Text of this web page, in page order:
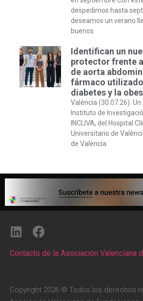
despedimos hasta
deseamos un verano
buenos
Identifican un
protector frente
de aorta
fármaco
diabetes y la
València (30.07.26).
Instituto de
INCLIVA, del Hospital
Universitario de
de València
Contacto de la Asociación Valenciana
Copyright 2026 © Todos los derechos